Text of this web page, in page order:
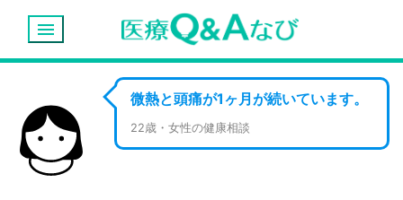
menu
微熱と頭痛が1ヶ月が続いています。
22歳・女性の健康相談